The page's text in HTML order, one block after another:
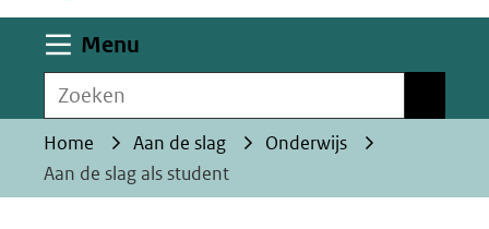
worden
toegestaan
geweigerd.
Menu
Zoeken
Home Aan de slag
Onderwijs
Aan de slag als student